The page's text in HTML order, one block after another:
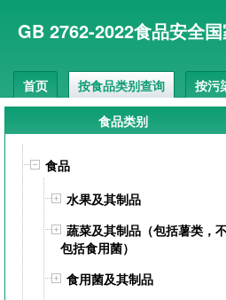
GB 2762-2022食品安全
首页 按食品类别查询 按污
食品类别
食品
水果及其制品
蔬菜及其制品（包括薯类，
包括食用菌）
食用菌及其制品